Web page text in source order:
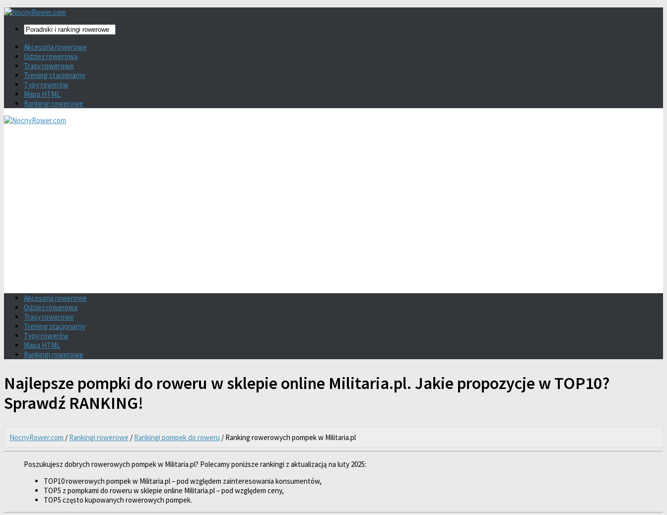
Akcesoria rowerowe
Odzież rowerowa
Trasy rowerowe
Trening stacjonarny
Typy rowerów
Mapa HTML
Rankingi rowerowe
Akcesoria rowerowe
Odzież rowerowa
Trasy rowerowe
Trening stacjonarny
Typy rowerów
Mapa HTML
Rankingi rowerowe
Najlepsze pompki do roweru w sklepie online Militaria.pl. Jakie propozycje w TOP10?
Sprawdź RANKING!
NocnyRower.com / Rankingi rowerowe / Rankingi pompek do roweru / Ranking rowerowych pompek w Militaria.pl
Poszukujesz dobrych rowerowych pompek w Militaria.pl? Polecamy poniższe rankingi z aktualizacją na luty 2025:
TOP10 rowerowych pompek w Militaria.pl – pod względem zainteresowania konsumentów,
TOP5 z pompkami do roweru w sklepie online Militaria.pl – pod względem ceny,
TOP5 często kupowanych rowerowych pompek.